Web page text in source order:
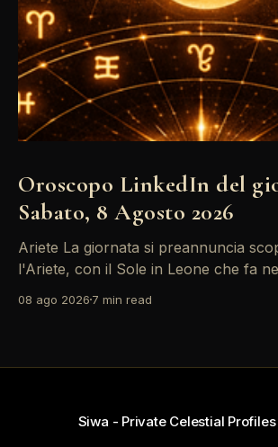
Oroscopo LinkedIn del
Sabato, 8 Agosto 2026
Ariete La giornata si preannuncia scoppiettante per
l'Ariete, con il Sole in Leone che fa
d'oro per postare un aggiornamento
08 ago 2026 7 min read
Siwa - Private Celestial Profiles